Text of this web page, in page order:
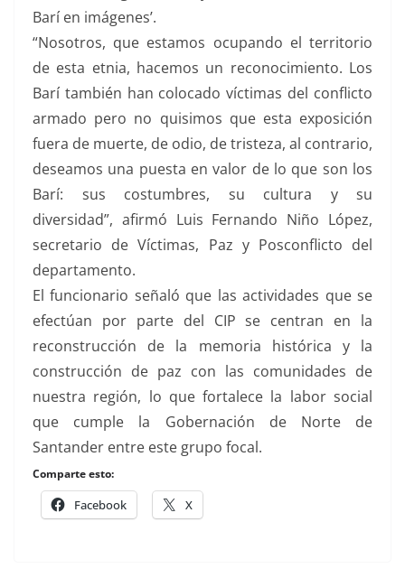
Barí en imágenes’.
“Nosotros, que estamos ocupando el territorio
de esta etnia, hacemos un reconocimiento. Los
Barí también han colocado víctimas del conflicto
armado pero no quisimos que esta exposición
fuera de muerte, de odio, de tristeza, al contrario,
deseamos una puesta en valor de lo que son los
Barí: sus costumbres, su cultura y su
diversidad”, afirmó Luis Fernando Niño López,
secretario de Víctimas, Paz y Posconflicto del
departamento.
El funcionario señaló que las actividades que se
efectúan por parte del CIP se centran en la
reconstrucción de la memoria histórica y la
construcción de paz con las comunidades de
nuestra región, lo que fortalece la labor social
que cumple la Gobernación de Norte de
Santander entre este grupo focal.
Comparte esto:
Facebook X